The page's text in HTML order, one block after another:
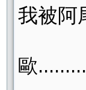
我被阿
歐